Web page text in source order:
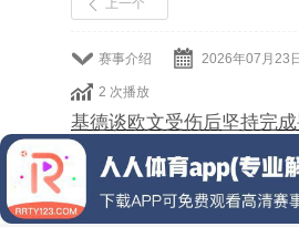
赛事介绍 2026年07月23
2 次播放
上一个
基德谈欧文受伤后坚持完
他 他是个硬汉